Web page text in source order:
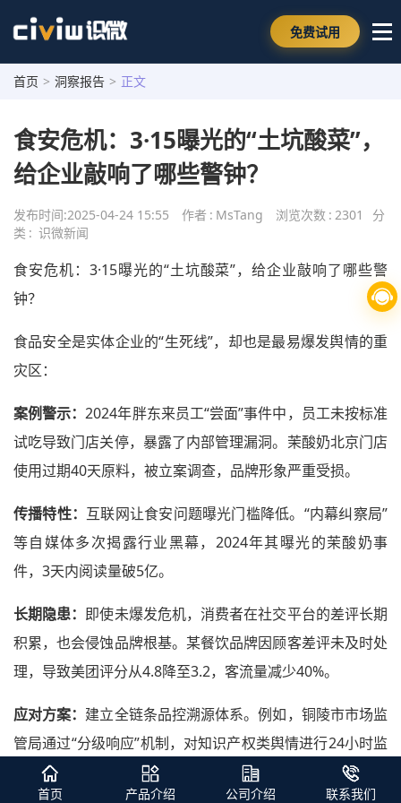
免费试用
首页 > 洞察报告 > 正文
食安危机：3·15曝光的“土坑酸菜”，
给企业敲响了哪些警钟？
发布时间:2025-04-24 15:55 作者 : MsTang 浏览次数 : 2301
分
类 : 识微新闻
食安危机：3·15曝光的“土坑酸菜”，给企业敲响了哪些警
钟？
食品安全是实体企业的“生死线”，却也是最易爆发舆情的重
灾区：
案例警示：2024年胖东来员工“尝面”事件中，员工未按标准
试吃导致门店关停，暴露了内部管理漏洞。茉酸奶北京门店
使用过期40天原料，被立案调查，品牌形象严重受损。
传播特性：互联网让食安问题曝光门槛降低。“内幕纠察局”
等自媒体多次揭露行业黑幕，2024年其曝光的茉酸奶事
件，3天内阅读量破5亿。
长期隐患： 即使未爆发危机，消费者在社交平台的差评长期
积累，也会侵蚀品牌根基。某餐饮品牌因顾客差评未及时处
理，导致美团评分从4.8降至3.2，客流量减少40%。
应对方案：建立全链条品控溯源体系。例如，铜陵市市场监
管局通过“分级响应”机制，对知识产权类舆情进行24小时监
测，确保问题早发现、早处置。
首页 产品介绍 公司介绍 联系我们